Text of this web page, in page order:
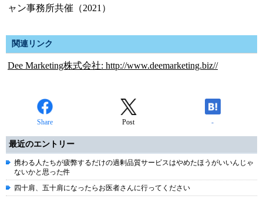
ャン事務所共催（2021）
関連リンク
Dee Marketing株式会社: http://www.deemarketing.biz//
Share Post -
最近のエントリー
携わる人たちが疲弊するだけの過剰品質サービスはやめたほうがいいんじゃ
ないかと思った件
四十肩、五十肩になったらお医者さんに行ってください